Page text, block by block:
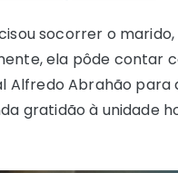
socorrer o
ela pôde contar
Alfredo Abrahão para
gratidão à unidade